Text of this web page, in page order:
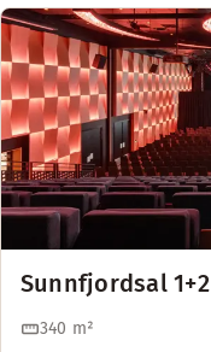
Sunnfjordsal 1+2
340 m²